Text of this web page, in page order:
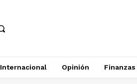
Internacional Opinión Finanzas